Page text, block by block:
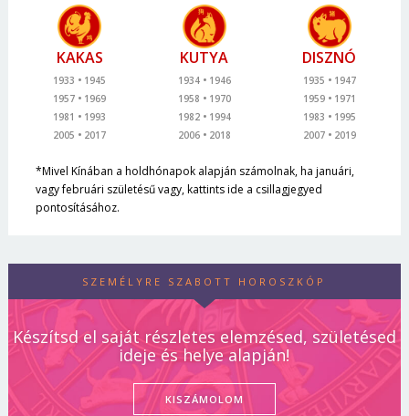
KAKAS
1933
1945
1957
1969
1981
1993
2005
2017
KUTYA
1934
1946
1958
1970
1982
1994
2006
2018
DISZNÓ
1935
1947
1959
1971
1983
1995
2007
2019
*Mivel Kínában a holdhónapok alapján számolnak, ha januári,
vagy februári születésű vagy, kattints ide a csillagjegyed
pontosításához.
SZEMÉLYRE SZABOTT HOROSZKÓP
Készítsd el saját részletes elemzésed, születésed
ideje és helye alapján!
KISZÁMOLOM